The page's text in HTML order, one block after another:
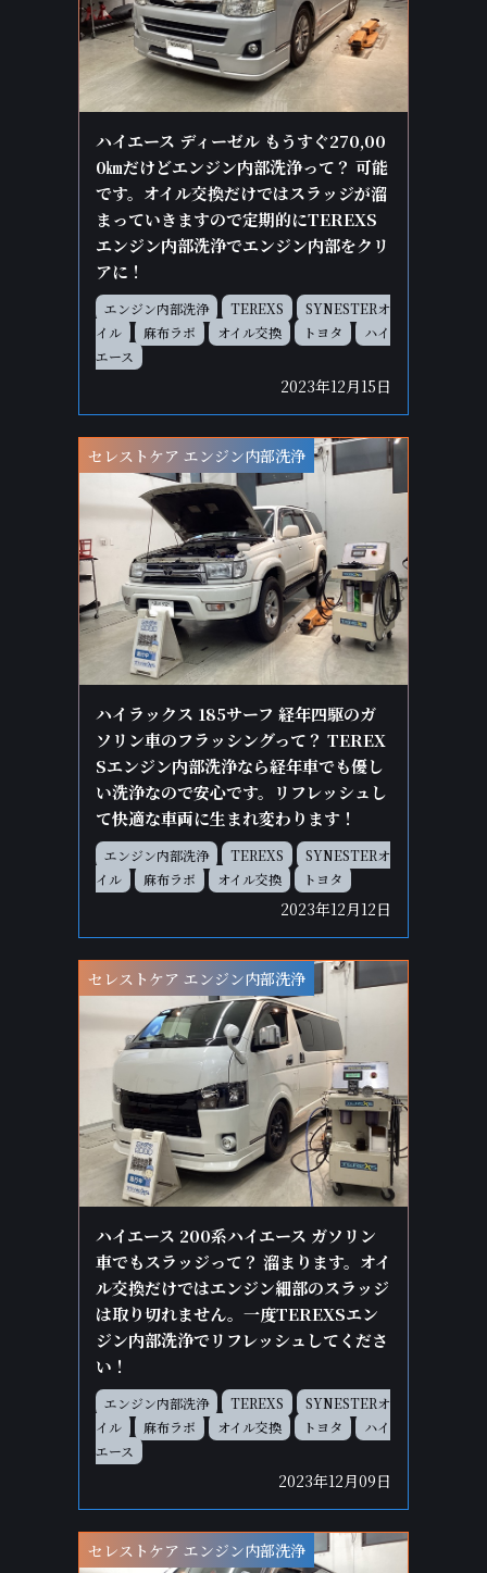
ハイエース ディーゼル もうすぐ270,00
0㎞だけどエンジン内部洗浄って？ 可能
です。オイル交換だけではスラッジが溜
まっていきますので定期的にTEREXS
エンジン内部洗浄でエンジン内部をクリ
アに！
エンジン内部洗浄 TEREXS
SYNESTERオ
イル
麻布ラボ オイル交換 トヨタ
ハイ
エース
2023年12月15日
セレストケア エンジン内部洗浄
ハイラックス 185サーフ 経年四駆のガ
ソリン車のフラッシングって？ TEREX
Sエンジン内部洗浄なら経年車でも優し
い洗浄なので安心です。リフレッシュし
て快適な車両に生まれ変わります！
エンジン内部洗浄 TEREXS
SYNESTERオ
イル
麻布ラボ オイル交換 トヨタ
2023年12月12日
セレストケア エンジン内部洗浄
ハイエース 200系ハイエース ガソリン
車でもスラッジって？ 溜まります。オイ
ル交換だけではエンジン細部のスラッジ
は取り切れません。一度TEREXSエン
ジン内部洗浄でリフレッシュしてくださ
い！
エンジン内部洗浄 TEREXS
SYNESTERオ
イル
麻布ラボ オイル交換 トヨタ
ハイ
エース
2023年12月09日
セレストケア エンジン内部洗浄